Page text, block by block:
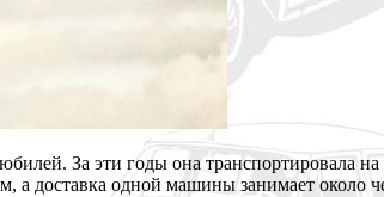
За эти годы она
а доставка одной машины занимает около